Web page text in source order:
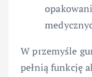
W przemyśle
pełnią funkcję